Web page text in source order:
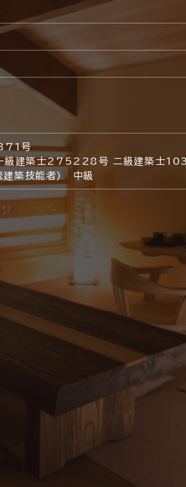
号
建築士275228号 二級建築士
築技能者) 中級